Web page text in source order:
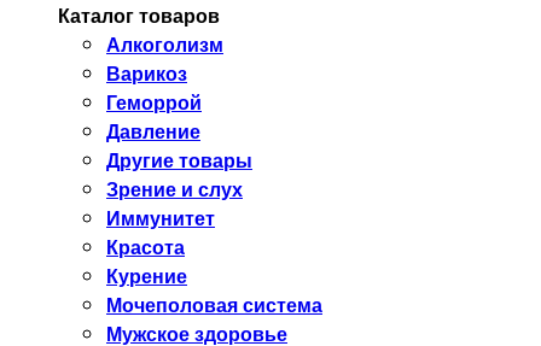
Каталог товаров
Алкоголизм
Варикоз
Геморрой
Давление
Другие товары
Зрение и слух
Иммунитет
Красота
Курение
Мочеполовая система
Мужское здоровье